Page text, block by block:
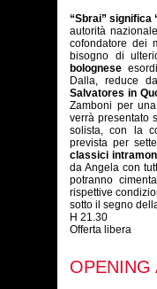
“Sbrai” significa
autorità
cofondatore dei
bisogno di
bolognese
Dalla, reduce
Salvatores in
Zamboni per
verrà presentato
solista, con la
prevista per
classici
da Angela con
potranno
rispettive
sotto il segno
H 21.30
Offerta libera
OPENING